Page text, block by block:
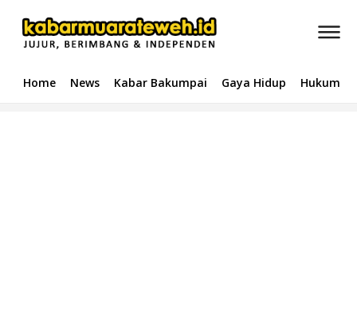
Home News Kabar Bakumpai Gaya Hidup Hukum &